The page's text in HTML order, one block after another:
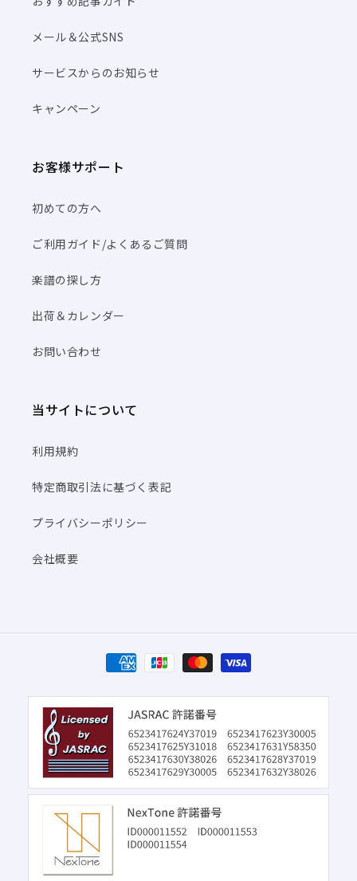
メール＆公式SNS
サービスからのお知らせ
キャンペーン
お客様サポート
初めての方へ
ご利用ガイド/よくあるご質問
楽譜の探し方
出荷＆カレンダー
お問い合わせ
当サイトについて
利用規約
特定商取引法に基づく表記
プライバシーポリシー
会社概要
決
済
方
法